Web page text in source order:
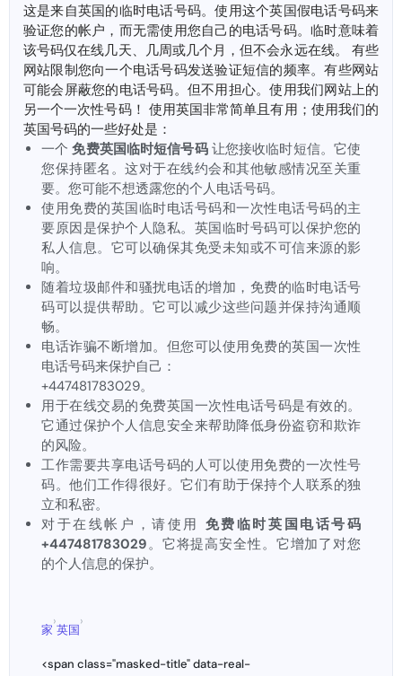
这是来自英国的临时电话号码。使用这个英国假电话号码来
验证您的帐户，而无需使用您自己的电话号码。临时意味着
该号码仅在线几天、几周或几个月，但不会永远在线。 有些
网站限制您向一个电话号码发送验证短信的频率。有些网站
可能会屏蔽您的电话号码。但不用担心。使用我们网站上的
另一个一次性号码！ 使用英国非常简单且有用；使用我们的
英国号码的一些好处是：
一个免费英国临时短信号码让您接收临时短信。它使
您保持匿名。这对于在线约会和其他敏感情况至关重
要。您可能不想透露您的个人电话号码。
使用免费的英国临时电话号码和一次性电话号码的主
要原因是保护个人隐私。英国临时号码可以保护您的
私人信息。它可以确保其免受未知或不可信来源的影
响。
随着垃圾邮件和骚扰电话的增加，免费的临时电话号
码可以提供帮助。它可以减少这些问题并保持沟通顺
畅。
电话诈骗不断增加。但您可以使用免费的英国一次性
电话号码来保护自己：
+447481783029。
用于在线交易的免费英国一次性电话号码是有效的。
它通过保护个人信息安全来帮助降低身份盗窃和欺诈
的风险。
工作需要共享电话号码的人可以使用免费的一次性号
码。他们工作得很好。它们有助于保持个人联系的独
立和私密。
对于在线帐户，请使用 免费临时英国电话号码
+447481783029。它将提高安全性。它增加了对您
的个人信息的保护。
家
›
英国
›
<span class="masked-title" data-real-